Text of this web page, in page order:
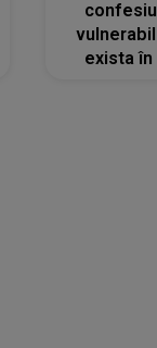
exista